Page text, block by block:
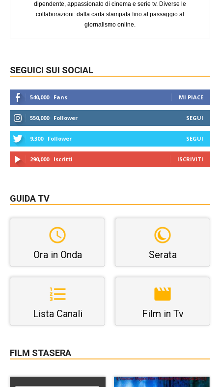
dipendente, appassionato di cinema e serie tv. Diverse le
collaborazioni: dalla carta stampata fino al passaggio al
giornalismo online.
SEGUICI SUI SOCIAL
540,000 Fans MI PIACE
550,000 Follower SEGUI
9,300 Follower SEGUI
290,000 Iscritti ISCRIVITI
GUIDA TV
Ora in Onda Serata
Lista Canali Film in Tv
FILM STASERA